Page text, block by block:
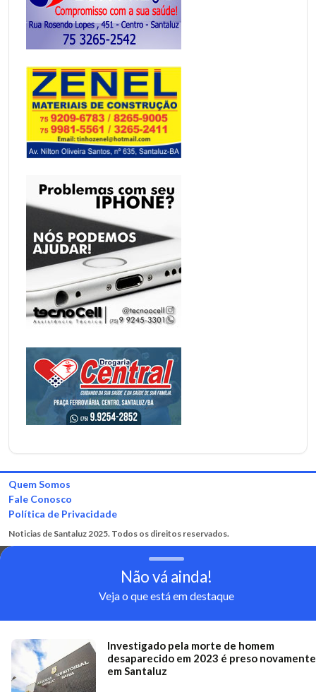
Quem Somos
Fale Conosco
Política de Privacidade
Noticias de Santaluz 2025. Todos os direitos reservados.
Não vá ainda!
Veja o que está em destaque
Investigado pela morte de homem
desaparecido em 2023 é preso novamente
em Santaluz